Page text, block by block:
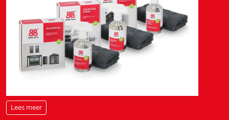
Lees meer